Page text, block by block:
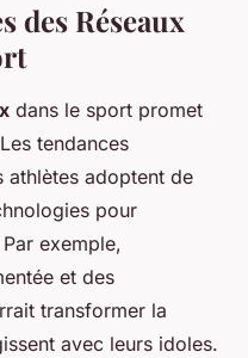
des Réseaux
dans le sport promet
tendances
athlètes adoptent de
pour
exemple,
et des
transformer la
avec leurs idoles.